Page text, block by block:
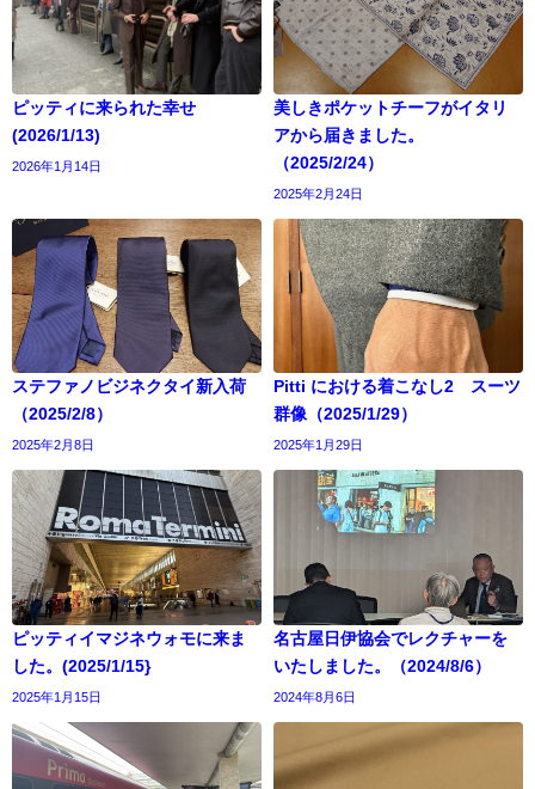
ピッティに来られた幸せ
(2026/1/13)
2026年1月14日
美しきポケットチーフがイタリ
アから届きました。
（2025/2/24）
2025年2月24日
ステファノビジネクタイ新入荷
（2025/2/8）
2025年2月8日
Pitti における着こなし2 スーツ
群像（2025/1/29）
2025年1月29日
ピッティイマジネウォモに来ま
した。(2025/1/15}
2025年1月15日
名古屋日伊協会でレクチャーを
いたしました。（2024/8/6）
2024年8月6日